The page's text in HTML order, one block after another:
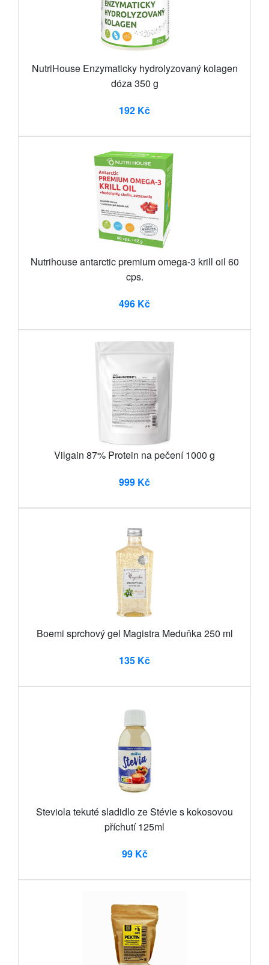
NutriHouse Enzymaticky hydrolyzovaný kolagen
dóza 350 g
192 Kč
Nutrihouse antarctic premium omega-3 krill oil 60
cps.
496 Kč
Vilgain 87% Protein na pečení 1000 g
999 Kč
Boemi sprchový gel Magistra Meduňka 250 ml
135 Kč
Steviola tekuté sladidlo ze Stévie s kokosovou
příchutí 125ml
99 Kč